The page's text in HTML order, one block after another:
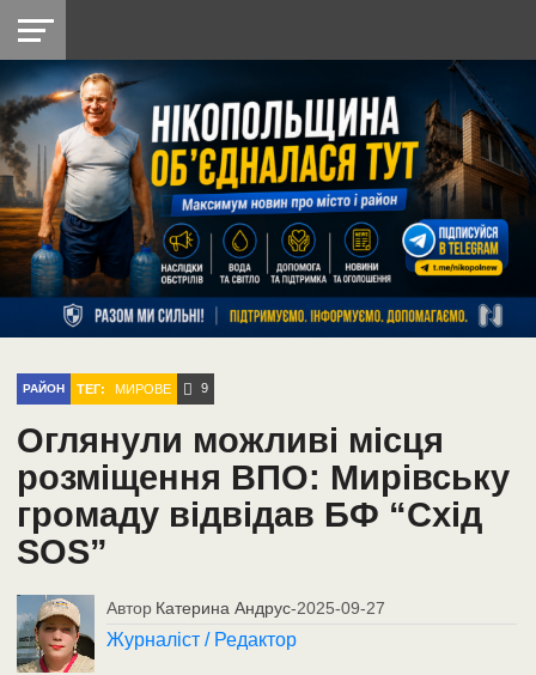
НІКОПОЛЬ
РАЙОН
СІЧЕСЛАВСЬКА
УКРАЇНА
РЕТРО
НІКОПОЛЬ
ЛАЙТ
УКРАЇНА
ДОПОМОГА
РАДІО
РАЙОН ТЕГ: МИРОВЕ 9
Оглянули можливі місця
розміщення ВПО: Мирівську
громаду відвідав БФ “Схід
SOS”
Автор Катерина Андрус-2025-09-27
Журналіст / Редактор